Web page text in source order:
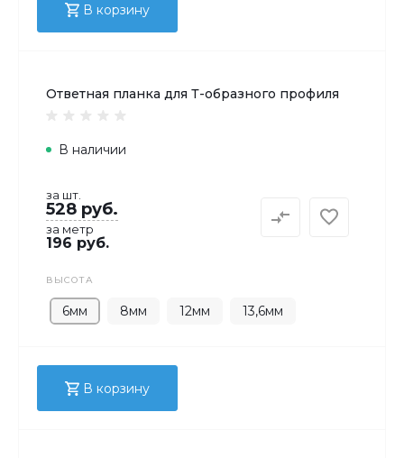
В корзину
Ответная планка для Т-образного профиля
В наличии
за шт.
528 руб.
за метр
196 руб.
ВЫСОТА
6мм 8мм 12мм 13,6мм
В корзину